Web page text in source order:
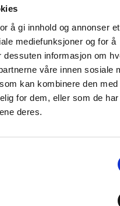
å gi innhold og annonser et
mediefunksjoner og for å
informasjon om
våre innen sosiale
kan kombinere den med
for dem, eller som de
deres.
kjøpte nye
benyttet seg av de
gjorde nybakte
fornøyde.